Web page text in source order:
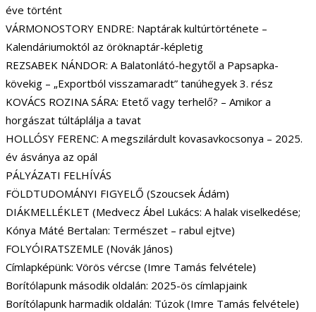
éve történt
VÁRMONOSTORY ENDRE: Naptárak kultúrtörténete –
Kalendáriumoktól az öröknaptár-képletig
REZSABEK NÁNDOR: A Balatonlátó-hegytől a Papsapka-
kövekig – „Exportból visszamaradt” tanúhegyek 3. rész
KOVÁCS ROZINA SÁRA: Etető vagy terhelő? – Amikor a
horgászat túltáplálja a tavat
HOLLÓSY FERENC: A megszilárdult kovasavkocsonya – 2025.
év ásványa az opál
PÁLYÁZATI FELHÍVÁS
FÖLDTUDOMÁNYI FIGYELŐ (Szoucsek Ádám)
DIÁKMELLÉKLET (Medvecz Ábel Lukács: A halak viselkedése;
Kónya Máté Bertalan: Természet – rabul ejtve)
FOLYÓIRATSZEMLE (Novák János)
Címlapképünk: Vörös vércse (Imre Tamás felvétele)
Borítólapunk második oldalán: 2025-ös címlapjaink
Borítólapunk harmadik oldalán: Túzok (Imre Tamás felvétele)